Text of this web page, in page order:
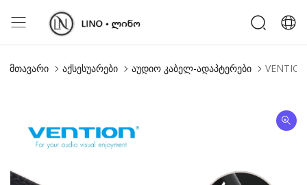
მთავარი აქსესუარები აუდიო კაბელ-ადაპტერები